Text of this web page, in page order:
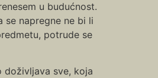
u budućnost.
se napregne ne bi li
potrude se
doživljava sve, koja